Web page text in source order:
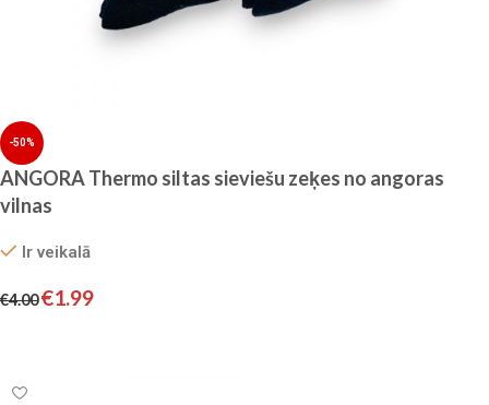
-50%
ANGORA Thermo siltas sieviešu zeķes no angoras
vilnas
Ir veikalā
€4.00€1.99